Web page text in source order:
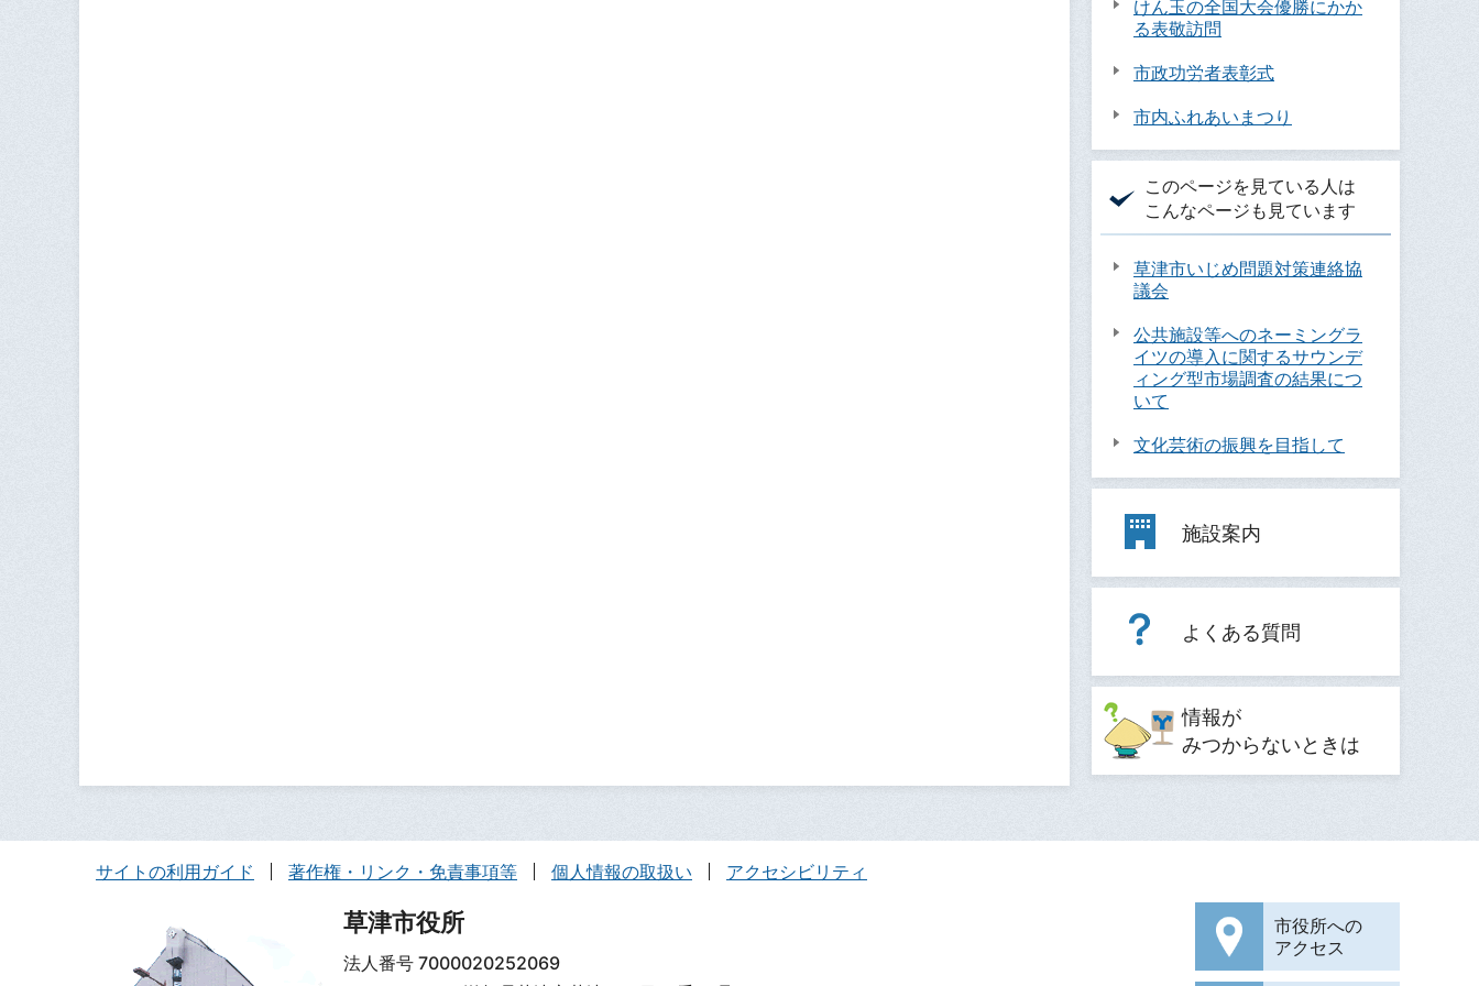
けん玉の全国大会優勝にかか
る表敬訪問
市政功労者表彰式
市内ふれあいまつり
このページを見ている人は
こんなページも見ています
草津市いじめ問題対策連絡協
議会
公共施設等へのネーミングラ
イツの導入に関するサウンデ
ィング型市場調査の結果につ
いて
文化芸術の振興を目指して
施設案内
よくある質問
情報が
みつからないときは
サイトの利用ガイド 著作権・リンク・免責事項等 個人情報の取扱い アクセシビリティ
草津市役所
法人番号 7000020252069
市役所への
アクセス